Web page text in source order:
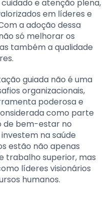
e atenção plena,
em líderes e
a adoção dessa
só melhorar os
também a qualidade
guiada não é uma
organizacionais,
poderosa e
como parte
de bem-estar no
na saúde
estão não apenas
trabalho superior, mas
líderes visionários
humanos.